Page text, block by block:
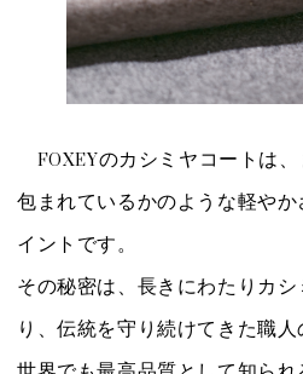
FOXEYのカシミヤコートは
包まれているかのような軽や
イントです。
その秘密は、長きにわたりカ
り、伝統を守り続けてきた職人